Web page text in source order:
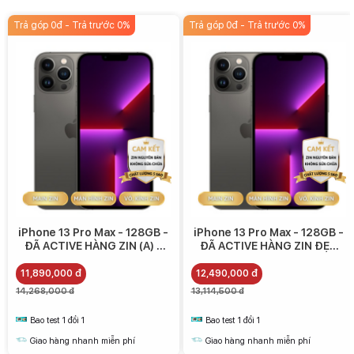
Trả góp 0đ - Trả trước 0%
iPhone 13 Pro Max - 128GB -
ĐÃ ACTIVE HÀNG ZIN (A) -
11,890,000 đ
14,268,000 đ
Bao test 1 đổi 1
Giao hàng nhanh miễn phí
Trả góp 0đ - Trả trước 0%
iPhone 13 Pro Max - 128GB -
ĐÃ ACTIVE HÀNG ZIN ĐẸP
12,490,000 đ
13,114,500 đ
Bao test 1 đổi 1
Giao hàng nhanh miễn phí